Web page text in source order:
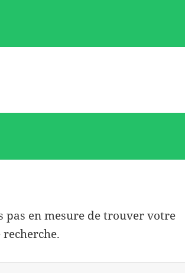
pas en mesure de trouver votre